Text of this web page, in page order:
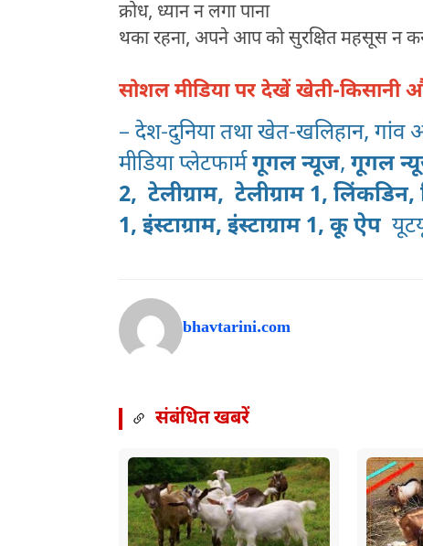
क्रोध, ध्यान न लगा पाना
थका रहना, अपने आप को सुरक्षित महसूस न
सोशल मीडिया पर देखें खेती-
– देश-दुनिया तथा खेत-खलिहान,
मीडिया प्लेटफार्मगूगल न्यूज, गूगल
2, टेलीग्राम, टेलीग्राम 1, लिंकडिन,
1, इंस्टाग्राम, इंस्टाग्राम 1, कू ऐप
bhavtarini.com
संबंधित खबरें